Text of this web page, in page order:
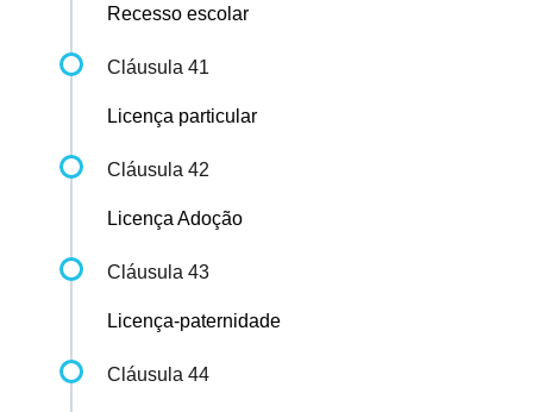
Recesso escolar
Cláusula 41
Licença particular
Cláusula 42
Licença Adoção
Cláusula 43
Licença-paternidade
Cláusula 44